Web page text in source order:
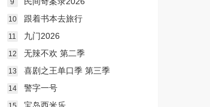
9
10 跟着书本去旅行
11 九门2026
12 无辣不欢 第二季
13 喜剧之王单口季 第三季
14 警字一号